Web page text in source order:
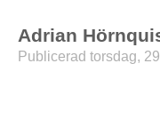
Adrian
Publicerad torsdag,